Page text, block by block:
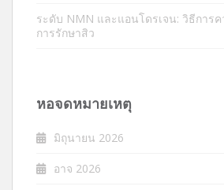
ระดับ NMN และแอนโดรเจน: วิธีการ
การรักษาสิว
หอจดหมายเหตุ
มิถุนายน 2026
อาจ 2026